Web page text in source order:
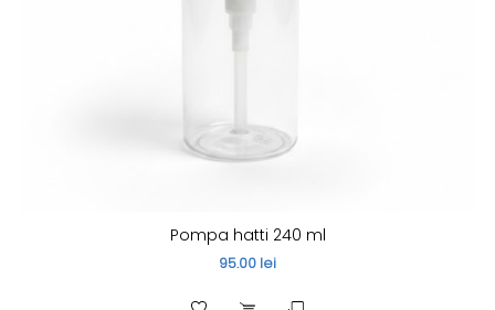
Pompa hatti 240 ml
95.00 lei